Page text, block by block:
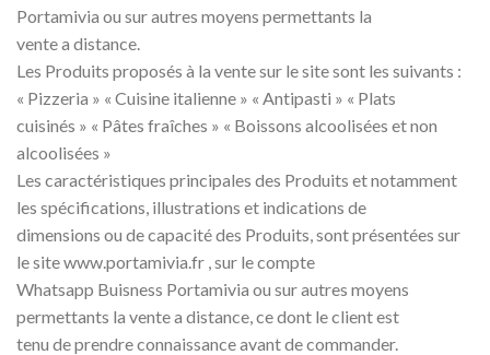
Portamivia ou sur autres moyens permettants la
vente a distance.
Les Produits proposés à la vente sur le site sont les suivants :
« Pizzeria » « Cuisine italienne » « Antipasti » « Plats
cuisinés » « Pâtes fraîches » « Boissons alcoolisées et non
alcoolisées »
Les caractéristiques principales des Produits et notamment
les spécifications, illustrations et indications de
dimensions ou de capacité des Produits, sont présentées sur
le site www.portamivia.fr , sur le compte
Whatsapp Buisness Portamivia ou sur autres moyens
permettants la vente a distance, ce dont le client est
tenu de prendre connaissance avant de commander.